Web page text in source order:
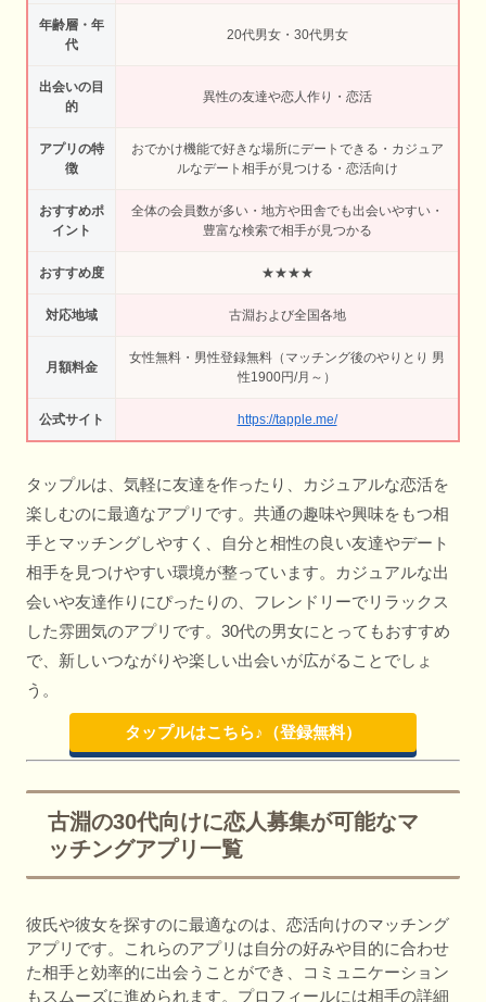
年齢層・年
代
20代男女・30代男女
出会いの目
的
異性の友達や恋人作り・恋活
アプリの特
徴
おでかけ機能で好きな場所にデートできる・カジュア
ルなデート相手が見つける・恋活向け
おすすめポ
イント
全体の会員数が多い・地方や田舎でも出会いやすい・
豊富な検索で相手が見つかる
おすすめ度 ★★★★
対応地域 古淵および全国各地
月額料金
女性無料・男性登録無料（マッチング後のやりとり 男
性1900円/月～）
公式サイト https://tapple.me/
タップルは、気軽に友達を作ったり、カジュアルな恋活を
楽しむのに最適なアプリです。共通の趣味や興味をもつ相
手とマッチングしやすく、自分と相性の良い友達やデート
相手を見つけやすい環境が整っています。カジュアルな出
会いや友達作りにぴったりの、フレンドリーでリラックス
した雰囲気のアプリです。30代の男女にとってもおすすめ
で、新しいつながりや楽しい出会いが広がることでしょ
う。
タップルはこちら♪（登録無料）
古淵の30代向けに恋人募集が可能なマ
ッチングアプリ一覧
彼氏や彼女を探すのに最適なのは、恋活向けのマッチング
アプリです。これらのアプリは自分の好みや目的に合わせ
た相手と効率的に出会うことができ、コミュニケーション
もスムーズに進められます。プロフィールには相手の詳細